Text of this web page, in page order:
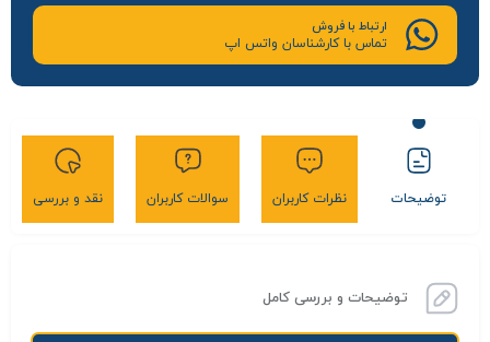
ارتباط با فروش
تماس با کارشناسان واتس اپ
توضیحات نظرات کاربران سوالات کاربران نقد و بررسی
توضیحات و بررسی کامل